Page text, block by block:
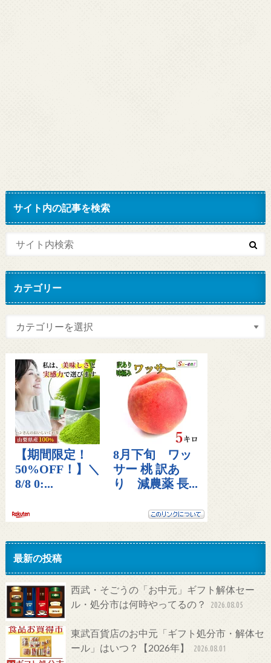
サイト内の記事を検索
カテゴリー
最新の投稿
西武・そごうの「お中元」ギフト解体セー
ル・処分市は何時やってるの？
2026.08.05
東武百貨店のお中元「ギフト処分市・解体セ
ール」はいつ？【2026年】
2026.08.01